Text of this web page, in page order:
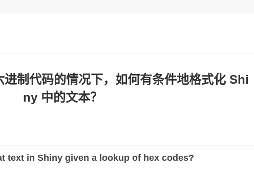
制代码的情况下，如何有条件地格式化 Shi
ny 中的文本？
text in Shiny given a lookup of hex codes?